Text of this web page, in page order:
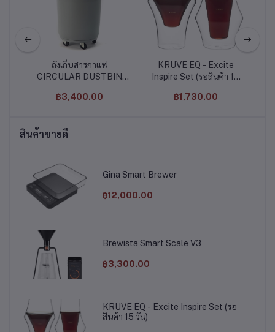
ถังเก็บสารกาแฟ
CIRCULAR DUSTBIN
฿3,400.00
KRUVE EQ - Excite
Inspire Set (รอสินค้า 15
฿1,730.00
สินค้าขายดี
Gina Smart Brewer
฿12,000.00
Brewista Smart Scale V3
฿3,300.00
KRUVE EQ - Excite Inspire Set (รอ
สินค้า 15 วัน)